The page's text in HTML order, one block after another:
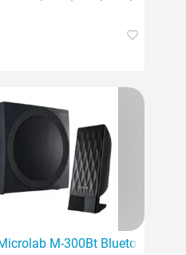
დინამიკსM-300Bt Bluetooth